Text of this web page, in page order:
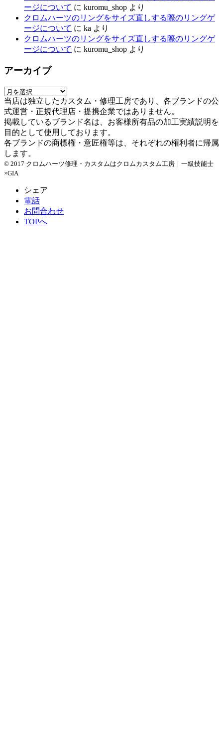
ージについて に kuromu_shop より
クロムハーツのリングをサイズ直しする際のリングゲ
ージについて に ka より
クロムハーツのリングをサイズ直しする際のリングゲ
ージについて に kuromu_shop より
アーカイブ
ア
ー
カ
イ
ブ
当店は独立したカスタム・修理工房であり、各ブランドの公
式運営・正規代理店・提携企業ではありません。
掲載しているブランド名は、お客様所有品の加工実績説明を
目的として使用しております。
各ブランドの商標権・意匠権等は、それぞれの権利者に帰属
します。
© 2017 クロムハーツ修理・カスタムはクロムカスタム工房｜一級技能士
×GIA
シェア
電話
お問合わせ
TOPへ